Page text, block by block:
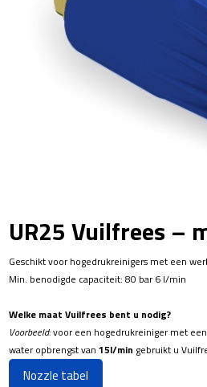
UR25 Vuilfrees –
Geschikt voor hogedrukreinigers met een
Min. benodigde capaciteit: 80 bar 6 l/min
Welke maat Vuilfrees bent u nodig?
Voorbeeld:voor een hogedrukreiniger met
water opbrengst van15l/min gebruikt u
Nozzle tabel